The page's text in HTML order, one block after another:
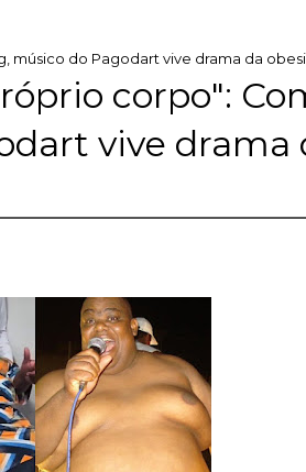
músico do Pagodart vive drama da
corpo":
vive drama